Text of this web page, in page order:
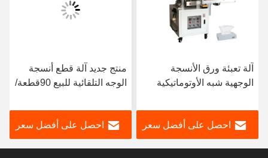
آلة تعبئة ورق الأنسجة
الوجهية شبه الأوتوماتيكية
40 مربع / دقيقة
احصل على أفضل سعر
منتج جديد آلة قطع أنسجة
الوجه التلقائية للبيع 90قطعة/
احصل على أفضل سعر